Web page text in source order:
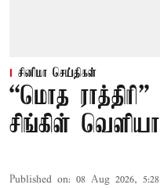
சினிமா செய்திகள்
“மொத
சிங்கிள்
Published on: 08 Aug 2026,